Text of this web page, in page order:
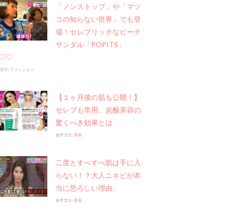
「ノンストップ」や​「マツ
コの知らない世界」でも登
場！セレブリッチなビーチ
サンダル「POPITS」
リ: ファッション
【１ヶ月後の肌も公開！】
セレブも常用、炭酸美容の
驚くべき効果とは
カテゴリ: 美容
二度とすべすべ肌は手に入
らない！？大人ニキビが本
当に恐ろしい理由。
カテゴリ: 美容